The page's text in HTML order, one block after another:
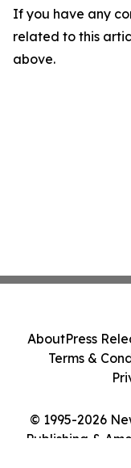
If you have any
related to this
above.
© 1995-2026
Publishing &
AboutPress
Terms &